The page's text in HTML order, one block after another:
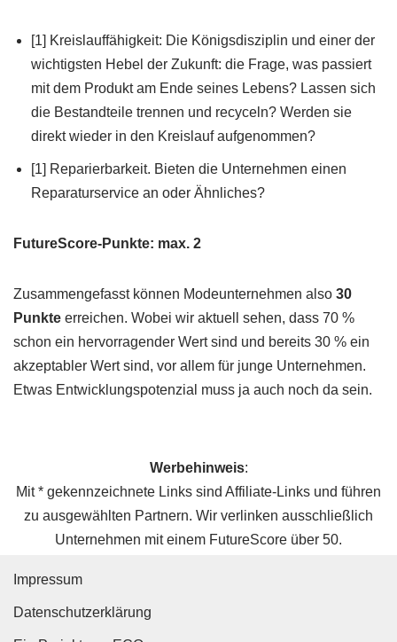
[1] Kreislauffähigkeit: Die Königsdisziplin und einer der
wichtigsten Hebel der Zukunft: die Frage, was passiert
mit dem Produkt am Ende seines Lebens? Lassen sich
die Bestandteile trennen und recyceln? Werden sie
direkt wieder in den Kreislauf aufgenommen?
[1] Reparierbarkeit. Bieten die Unternehmen einen
Reparaturservice an oder Ähnliches?
FutureScore-Punkte: max. 2
Zusammengefasst können Modeunternehmen also 30
Punkte erreichen. Wobei wir aktuell sehen, dass 70 %
schon ein hervorragender Wert sind und bereits 30 % ein
akzeptabler Wert sind, vor allem für junge Unternehmen.
Etwas Entwicklungspotenzial muss ja auch noch da sein.
Werbehinweis:
Mit * gekennzeichnete Links sind Affiliate-Links und führen
zu ausgewählten Partnern. Wir verlinken ausschließlich
Unternehmen mit einem FutureScore über 50.
Impressum
Datenschutz­erklärung